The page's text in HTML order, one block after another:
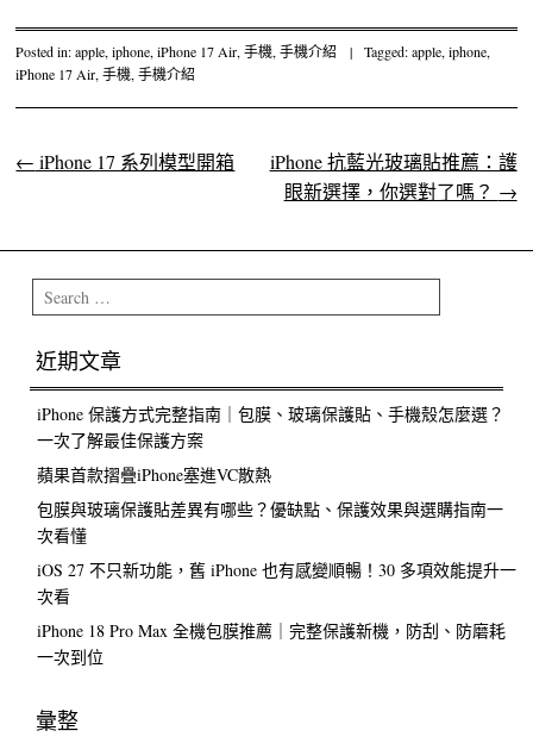
Posted in:apple,iphone,iPhone 17 Air,手機,手機介紹 | Tagged:apple,iphone,
iPhone 17 Air,手機,手機介紹
Post navigation
← iPhone 17 系列模型開箱
iPhone 抗藍光玻璃貼推薦：護
眼新選擇，你選對了嗎？ →
Search
近期文章
iPhone 保護方式完整指南｜包膜、玻璃保護貼、手機殼怎麼選？
一次了解最佳保護方案
蘋果首款摺疊iPhone塞進VC散熱
包膜與玻璃保護貼差異有哪些？優缺點、保護效果與選購指南一
次看懂
iOS 27 不只新功能，舊 iPhone 也有感變順暢！30 多項效能提升一
次看
iPhone 18 Pro Max 全機包膜推薦｜完整保護新機，防刮、防磨耗
一次到位
彙整